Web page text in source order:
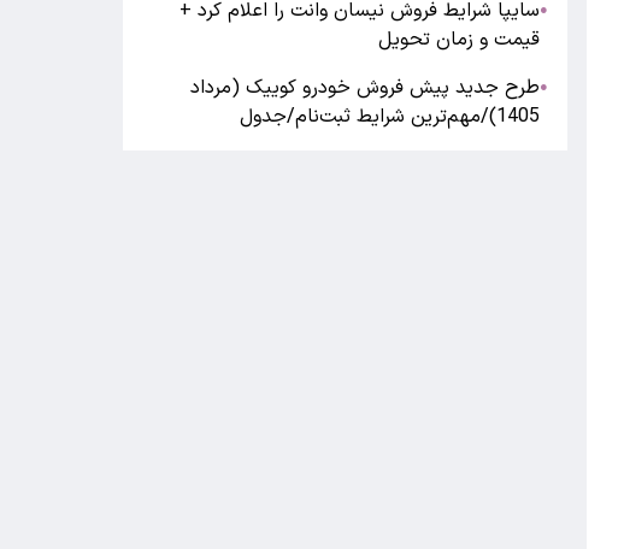
●سایپا شرایط فروش نیسان وانت را اعلام کرد +
قیمت و زمان تحویل
●طرح جدید پیش فروش خودرو کوییک (مرداد
1405)/مهم‌ترین شرایط ثبت‌نام/جدول